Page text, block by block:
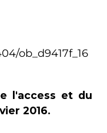
l'access et du
2016.